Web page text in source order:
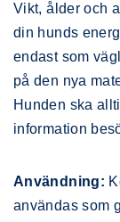
Vikt, ålder och
din hunds
endast som
på den nya
Hunden ska
information
Användning:
användas som